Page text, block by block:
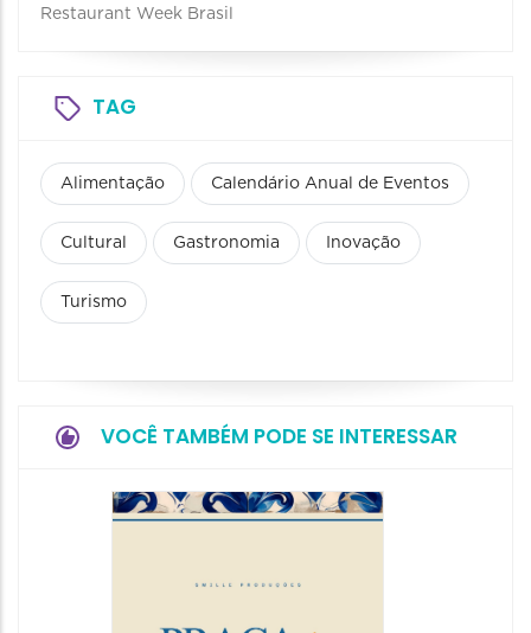
Restaurant Week Brasil
TAG
Alimentação Calendário Anual de Eventos
Cultural Gastronomia Inovação
Turismo
VOCÊ TAMBÉM PODE SE INTERESSAR